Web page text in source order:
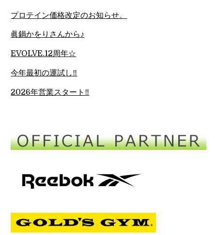
プロテイン価格改定のお知らせ。
眞鍋かをりさんから♪
EVOLVE.12周年☆
今年最初の運試し‼︎
2026年営業スタート‼︎